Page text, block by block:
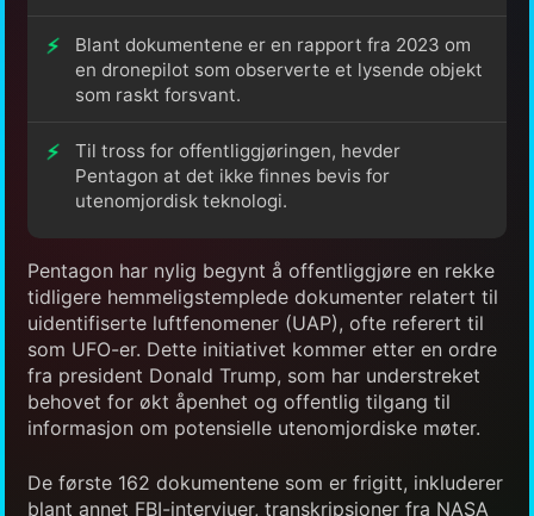
Blant dokumentene er en rapport fra 2023 om
en dronepilot som observerte et lysende objekt
som raskt forsvant.
Til tross for offentliggjøringen, hevder
Pentagon at det ikke finnes bevis for
utenomjordisk teknologi.
Pentagon har nylig begynt å offentliggjøre en rekke
tidligere hemmeligstemplede dokumenter relatert til
uidentifiserte luftfenomener (UAP), ofte referert til
som UFO-er. Dette initiativet kommer etter en ordre
fra president Donald Trump, som har understreket
behovet for økt åpenhet og offentlig tilgang til
informasjon om potensielle utenomjordiske møter.
De første 162 dokumentene som er frigitt, inkluderer
blant annet FBI-intervjuer, transkripsjoner fra NASA